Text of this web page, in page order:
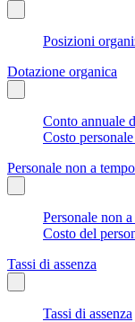
Posizioni
Dotazione organica
Conto annuale
Costo
Personale non a
Personale non
Costo del
Tassi di assenza
Tassi di assenza